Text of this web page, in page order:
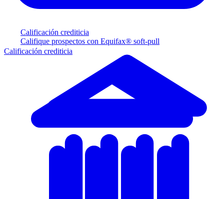
Calificación crediticia
Califique prospectos con Equifax® soft-pull
Calificación crediticia